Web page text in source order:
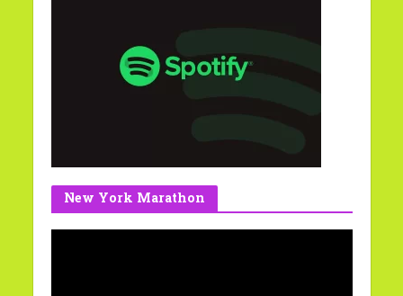
New York Marathon